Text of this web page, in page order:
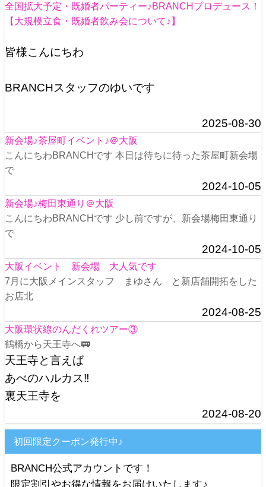
全国拡大予定・既婚者パーティー♪BRANCHプロデュース！
【大規模立食・既婚者飲み会について♪】
皆様こんにちわ
BRANCHスタッフのゆいです
2025-08-30
新会場♪茶屋町イベント♪＠大阪
こんにちわBRANCHです 本日は待ちに待った茶屋町新会場
で
2024-10-05
新会場♪梅田東通り＠大阪
こんにちわBRANCHです 少し前ですが、新会場梅田東通り
で
2024-10-05
大阪イベント 新会場 大人気です
7月に大阪メインスタッフ まゆさん と新店舗開拓をした
お店北
2024-08-25
大阪環状線のんだくれツアー③
鶴橋から天王寺へ🚃
天王寺と言えば
あべのハルカス‼️
裏天王寺を
2024-08-20
初回限定クーポン発行中♪
BRANCH公式アカウントです！
限定割引やお得な情報をお届けいたします♪